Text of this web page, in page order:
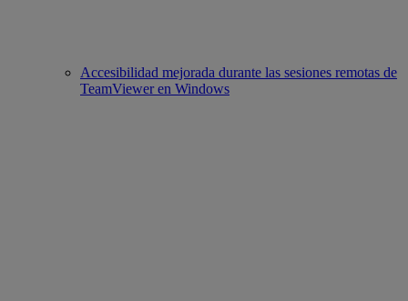
Accesibilidad mejorada durante las sesiones remotas de
TeamViewer en Windows